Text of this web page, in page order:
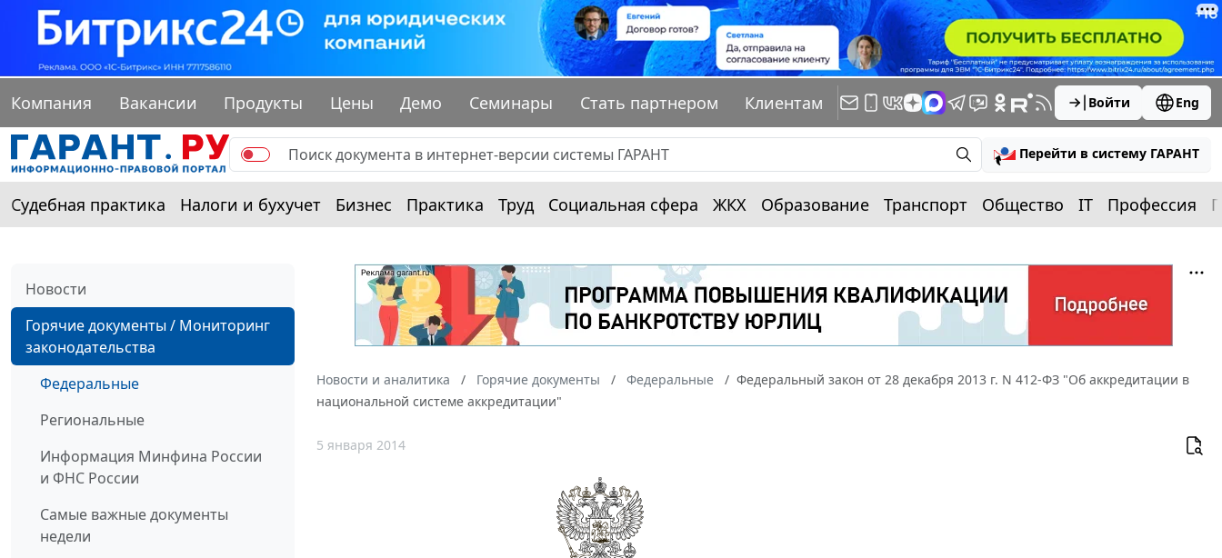
Компания Вакансии Продукты Цены Демо Семинары Стать партнером Клиентам Войти Eng
Перейти в систему ГАРАНТ
Судебная практика Налоги и бухучет Бизнес Практика Труд Социальная сфера ЖКХ Образование Транспорт Общество IT Профессия
Новости
Горячие документы / Мониторинг
законодательства
Федеральные
Региональные
Информация Минфина России
и ФНС России
Самые важные документы
недели
Новости и аналитика Горячие документы Федеральные
Федеральный закон от 28 декабря 2013 г. N 412-ФЗ "Об аккредитации в
национальной системе аккредитации"
5 января 2014